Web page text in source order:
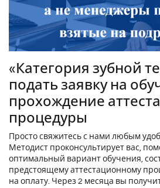
«Категория зубной
подать заявку на
прохождение
процедуры
Просто свяжитесь с нами любым
Методист проконсультирует вас,
оптимальный вариант обучения,
предстоящему аттестационному
на оплату. Через 2 месяца вы